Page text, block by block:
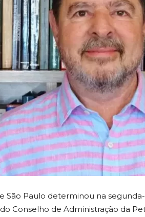
São Paulo determinou na
Conselho de Administração da